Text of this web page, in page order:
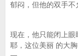
郁闷，但他的双手不
现在，他只能闭上
耶，这位美丽 的大